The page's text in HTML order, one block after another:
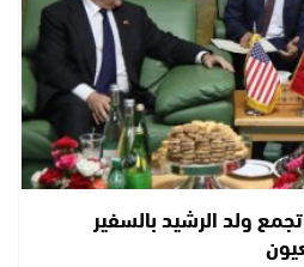
ولد الرشيد بالسفير